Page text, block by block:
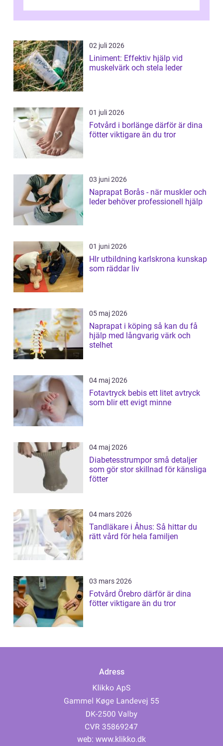
02 juli 2026
Liniment: Effektiv hjälp vid
muskelvärk och stela leder
01 juli 2026
Fotvård i borlänge därför är dina
fötter viktigare än du tror
03 juni 2026
Naprapat Borås - när muskler och
leder behöver professionell hjälp
01 juni 2026
Hlr utbildning karlskrona kunskap
som räddar liv
05 maj 2026
Naprapat i köping så kan du få
hjälp med långvarig värk och
stelhet
04 maj 2026
Fotavtryck bebis ett litet avtryck
som blir ett evigt minne
04 maj 2026
Diabetesstrumpor små detaljer
som gör stor skillnad för känsliga
fötter
04 mars 2026
Tandläkare i Åhus: Så hittar du
rätt vård för hela familjen
03 mars 2026
Fotvård Örebro därför är dina
fötter viktigare än du tror
Adress
web: www.klikko.dk